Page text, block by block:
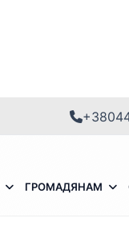
ГРОМАДЯНАМ